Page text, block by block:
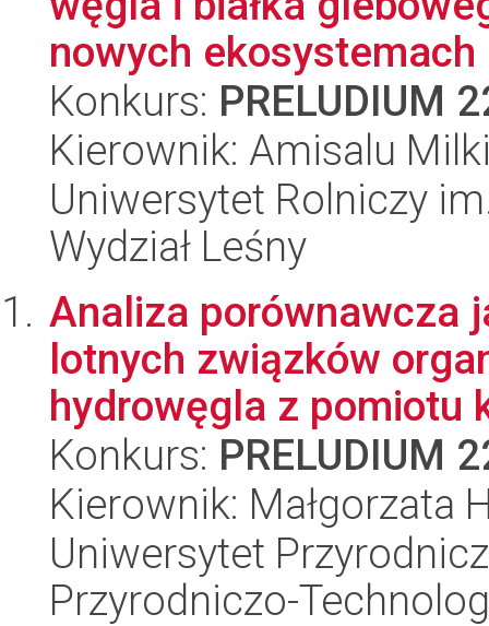
nowych ekosystemach
Konkurs: PRELUDIUM
Kierownik: Amisalu
Uniwersytet Rolniczy
Wydział Leśny
Analiza porównawcza
lotnych związków
hydrowęgla z pomiotu
Konkurs: PRELUDIUM
Kierownik: Małgorzata
Uniwersytet
Przyrodniczo-